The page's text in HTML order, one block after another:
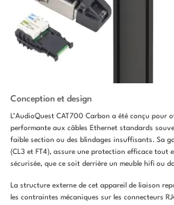
Conception et design
L’AudioQuest CAT700 Carbon a été conçu
performante aux câbles Ethernet standards
faible section ou des blindages insuffisants. Sa
(CL3 et FT4), assure une protection efficace tout
sécurisée, que ce soit derrière un meuble hifi ou
La structure externe de cet appareil de liaison
les contraintes mécaniques sur les connecteurs